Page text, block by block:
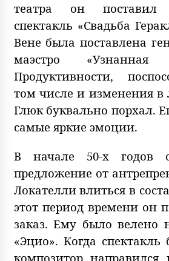
театра он поставил
спектакль «Свадьба
Вене была поставлена
маэстро «Узнанная
Продуктивности,
том числе и изменения
Глюк буквально порхал.
самые яркие эмоции.
В начале 50-х годов
предложение от
Локателли влиться в
этот период времени он
заказ. Ему было велено
«Эцио». Когда спектакль
композитор